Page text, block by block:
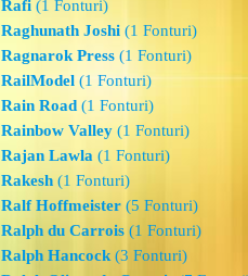
Rafi (1 Fonturi)
Raghunath Joshi (1 Fonturi)
Ragnarok Press (1 Fonturi)
RailModel (1 Fonturi)
Rain Road (1 Fonturi)
Rainbow Valley (1 Fonturi)
Rajan Lawla (1 Fonturi)
Rakesh (1 Fonturi)
Ralf Hoffmeister (5 Fonturi)
Ralph du Carrois (1 Fonturi)
Ralph Hancock (3 Fonturi)